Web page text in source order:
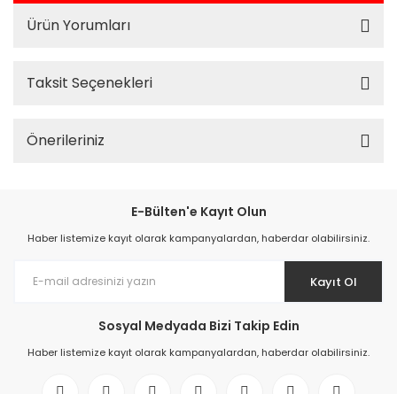
Ürün Yorumları
Taksit Seçenekleri
Önerileriniz
E-Bülten'e Kayıt Olun
Haber listemize kayıt olarak kampanyalardan, haberdar olabilirsiniz.
Kayıt Ol
Sosyal Medyada Bizi Takip Edin
Haber listemize kayıt olarak kampanyalardan, haberdar olabilirsiniz.